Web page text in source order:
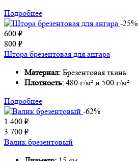
Подробнее
-25%
600 ₽
800 ₽
Штора брезентовая для ангара
Материал: Брезентовая ткань
Плотность: 480 г/м² и 500 г/м²
Подробнее
-62%
1 400 ₽
3 700 ₽
Валик брезентовый